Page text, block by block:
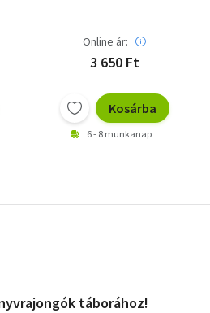
Online ár:
3 650 Ft
Kosárba
6 - 8 munkanap
táborához!